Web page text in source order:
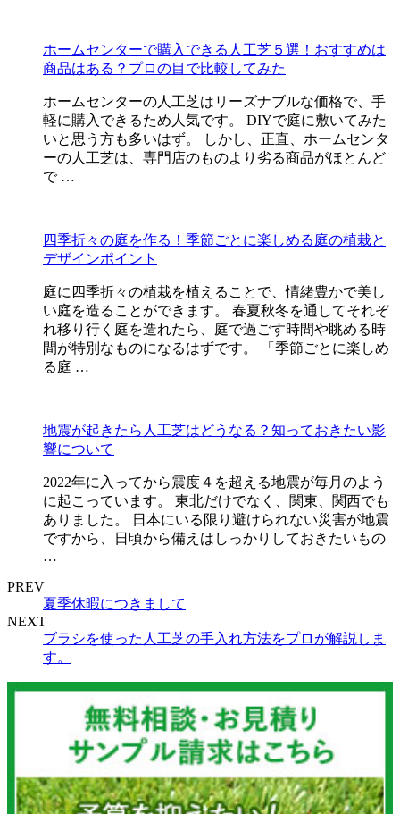
ホームセンターで購入できる人工芝５選！おすすめは
商品はある？プロの目で比較してみた
ホームセンターの人工芝はリーズナブルな価格で、手
軽に購入できるため人気です。 DIYで庭に敷いてみた
いと思う方も多いはず。 しかし、正直、ホームセンタ
ーの人工芝は、専門店のものより劣る商品がほとんど
で …
四季折々の庭を作る！季節ごとに楽しめる庭の植栽と
デザインポイント
庭に四季折々の植栽を植えることで、情緒豊かで美し
い庭を造ることができます。 春夏秋冬を通してそれぞ
れ移り行く庭を造れたら、庭で過ごす時間や眺める時
間が特別なものになるはずです。 「季節ごとに楽しめ
る庭 …
地震が起きたら人工芝はどうなる？知っておきたい影
響について
2022年に入ってから震度４を超える地震が毎月のよう
に起こっています。 東北だけでなく、関東、関西でも
ありました。 日本にいる限り避けられない災害が地震
ですから、日頃から備えはしっかりしておきたいもの
…
PREV
夏季休暇につきまして
NEXT
ブラシを使った人工芝の手入れ方法をプロが解説しま
す。